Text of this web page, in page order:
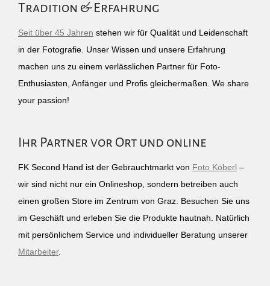
Tradition & Erfahrung
Seit über 45 Jahren stehen wir für Qualität und Leidenschaft
in der Fotografie. Unser Wissen und unsere Erfahrung
machen uns zu einem verlässlichen Partner für Foto-
Enthusiasten, Anfänger und Profis gleichermaßen. We share
your passion!
Ihr Partner vor Ort und online
FK Second Hand ist der Gebrauchtmarkt von Foto Köberl –
wir sind nicht nur ein Onlineshop, sondern betreiben auch
einen großen Store im Zentrum von Graz. Besuchen Sie uns
im Geschäft und erleben Sie die Produkte hautnah. Natürlich
mit persönlichem Service und individueller Beratung unserer
Mitarbeiter.